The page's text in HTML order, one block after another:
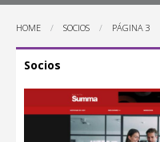
HOME SOCIOS PÁGINA 3
Socios